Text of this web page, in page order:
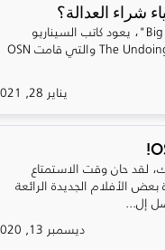
بعد النجاح الكبير لمسلسل "Big Little Lies"، يعود كاتب السيناريو
الأمريكي ديفيد إ. كيلي مع مسلسل The Undoing والتي قامت OSN
يناير 28, 2021
لقد حان وقت الاستمتاع
الأفلام الجديدة الرائعة
ديسمبر 13, 2020